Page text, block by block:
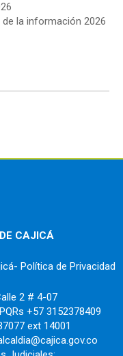
la información 2026
CAJICÁ
Política de Privacidad
2 # 4-07
+57 3152378409
ext 14001